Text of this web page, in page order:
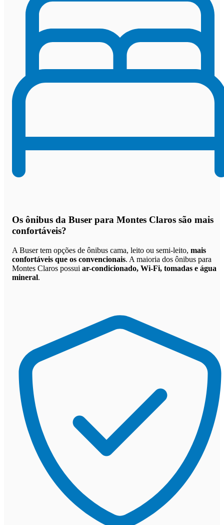
Os ônibus da Buser para Montes Claros são mais
confortáveis?
A Buser tem opções de ônibus cama, leito ou semi-leito, mais
confortáveis que os convencionais. A maioria dos ônibus para
Montes Claros possui ar-condicionado, Wi-Fi, tomadas e água
mineral.